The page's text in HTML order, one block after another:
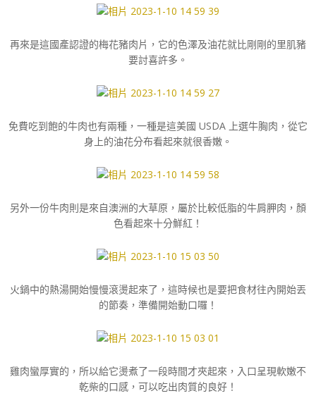
再來是這國產認證的梅花豬肉片，它的色澤及油花就比剛剛的里肌豬
要討喜許多。
免費吃到飽的牛肉也有兩種，一種是這美國 USDA 上選牛胸肉，從它
身上的油花分布看起來就很香嫩。
另外一份牛肉則是來自澳洲的大草原，屬於比較低脂的牛肩胛肉，顏
色看起來十分鮮紅！
火鍋中的熱湯開始慢慢滾燙起來了，這時候也是要把食材往內開始丟
的節奏，準備開始動口囉！
雞肉蠻厚實的，所以給它燙煮了一段時間才夾起來，入口呈現軟嫩不
乾柴的口感，可以吃出肉質的良好！